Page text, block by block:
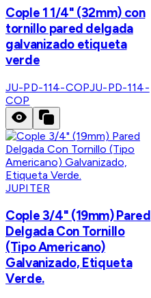
Cople 1 1/4" (32mm) con
tornillo pared delgada
galvanizado etiqueta
verde
JU-PD-114-COPJU-PD-114-
COP
JUPITER
Cople 3/4" (19mm) Pared
Delgada Con Tornillo
(Tipo Americano)
Galvanizado, Etiqueta
Verde.